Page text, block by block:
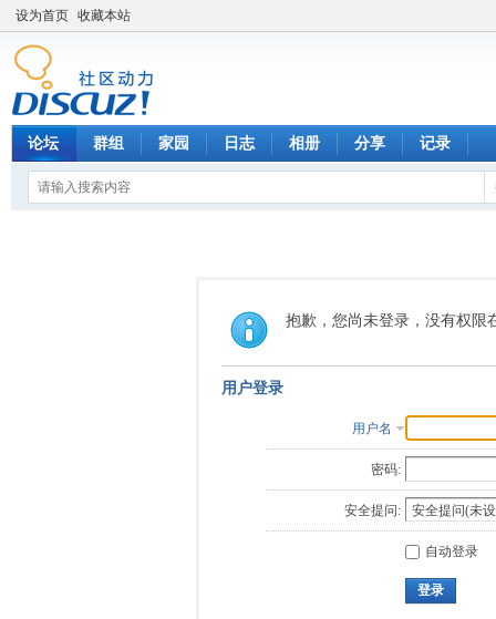
设为首页 收藏本站
论坛 群组 家园 日志 相册 分享 记录
抱歉，您尚未登录，没有权限
用户登录
用户名
密码:
安全提问:
自动登录
登录